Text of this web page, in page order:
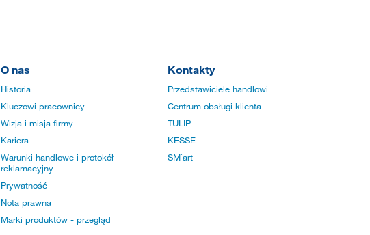
O nas
Historia
Kluczowi pracownicy
Wizja i misja firmy
Kariera
Warunki handlowe i protokół
reklamacyjny
Prywatność
Nota prawna
Marki produktów - przegląd
Kontakty
Przedstawiciele handlowi
Centrum obsługi klienta
TULIP
KESSE
SM´art